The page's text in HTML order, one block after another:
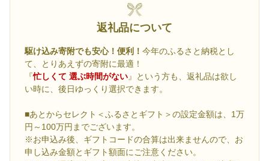
返礼品について
駆け込み寄附でも安心！便利！ 今年のふるさと納税とし
て、とりあえずの寄附に最適！
『忙しくて 選ぶ時間がない』という方も、返礼品は欲し
い時に、後日ゆっくり選択できます。
■あとからセレクト＜ふるさとギフト＞の設定金額は、1万
円～100万円までございます。
※お申込み後、ギフトコードの合算は出来ませんので、お
申し込み金額とギフト額面にご注意ください。